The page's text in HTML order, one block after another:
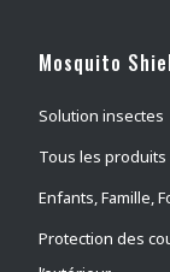
Mosquito
Solution insectes
Tous les produits
Enfants, Famille,
Protection des